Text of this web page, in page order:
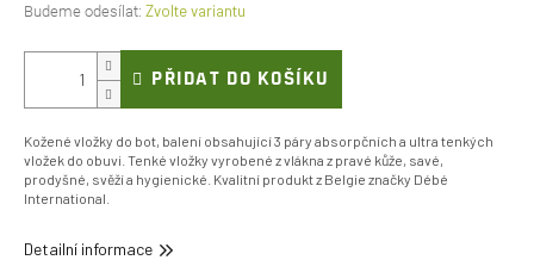
Zvolte variantu
PŘIDAT DO KOŠÍKU
Kožené vložky do bot, balení obsahující 3 páry absorpčních a ultra tenkých
vložek do obuvi. Tenké vložky vyrobené z vlákna z pravé kůže, savé,
prodyšné, svěží a hygienické. Kvalitní produkt z Belgie značky Débé
International.
Detailní informace